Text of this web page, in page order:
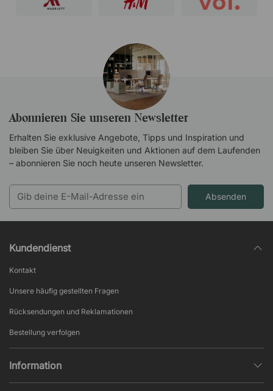
Abonnieren Sie unseren Newsletter
Erhalten Sie exklusive Angebote, Tipps und Inspiration und
bleiben Sie über Neuigkeiten und Aktionen auf dem Laufenden
– abonnieren Sie noch heute unseren Newsletter.
Absenden
Kundendienst
Kontakt
Unsere häufig gestellten Fragen
Rücksendungen und Reklamationen
Bestellung verfolgen
Information